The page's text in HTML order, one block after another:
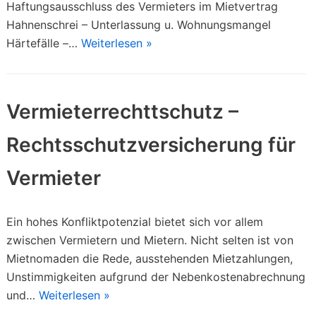
Haftungsausschluss des Vermieters im Mietvertrag
Hahnenschrei – Unterlassung u. Wohnungsmangel
Härtefälle –… Weiterlesen »
Vermieterrechttschutz –
Rechtsschutzversicherung für
Vermieter
Ein hohes Konfliktpotenzial bietet sich vor allem
zwischen Vermietern und Mietern. Nicht selten ist von
Mietnomaden die Rede, ausstehenden Mietzahlungen,
Unstimmigkeiten aufgrund der Nebenkostenabrechnung
und… Weiterlesen »